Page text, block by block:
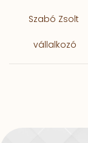
Szabó Zsolt
vállalkozó